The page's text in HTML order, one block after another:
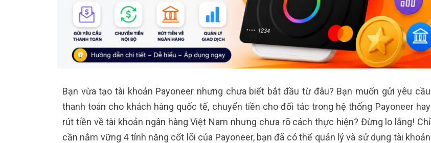
Bạn vừa tạo tài khoản Payoneer nhưng chưa biết bắt đầu từ đâu? Bạn muốn gửi yêu cầu
thanh toán cho khách hàng quốc tế, chuyển tiền cho đối tác trong hệ thống Payoneer hay
rút tiền về tài khoản ngân hàng Việt Nam nhưng chưa rõ cách thực hiện? Đừng lo lắng! Chỉ
cần nắm vững 4 tính năng cốt lõi của Payoneer, bạn đã có thể quản lý và sử dụng tài khoản